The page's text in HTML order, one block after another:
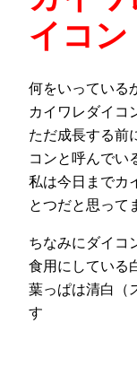
イコン
何をいっている
カイワレダイコ
ただ成長する前
コンと呼んでい
私は今日までカ
とつだと思って
ちなみにダイコ
食用にしている
葉っぱは清白（
す